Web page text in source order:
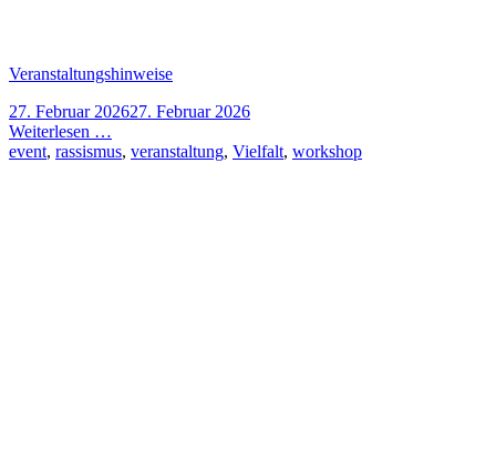
Veranstaltungshinweise
27. Februar 202627. Februar 2026
Weiterlesen …
event, rassismus, veranstaltung, Vielfalt, workshop